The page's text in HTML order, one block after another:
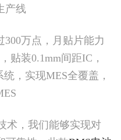
产线
万点，月贴片能力
贴装0.1mm间距IC，
，实现MES全覆盖，
术，我们能够实现对